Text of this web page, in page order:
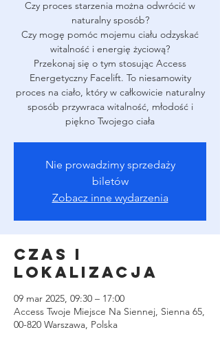
Czy proces starzenia można odwrócić w
naturalny sposób?
Czy mogę pomóc mojemu ciału odzyskać
witalność i energię życiową?
Przekonaj się o tym stosując Access
Energetyczny Facelift. To niesamowity
proces na ciało, który w całkowicie naturalny
sposób przywraca witalność, młodość i
piękno Twojego ciała
Nie prowadzimy sprzedaży
biletów
Zobacz inne wydarzenia
Czas i
lokalizacja
09 mar 2025, 09:30 – 17:00
Access Twoje Miejsce Na Siennej, Sienna 65,
00-820 Warszawa, Polska